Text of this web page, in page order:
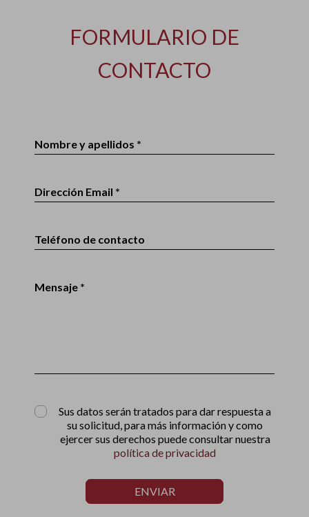
FORMULARIO DE
CONTACTO
Nombre y apellidos *
Dirección Email *
Teléfono de contacto
Mensaje *
Sus datos serán tratados para dar respuesta a
su solicitud, para más información y como
ejercer sus derechos puede consultar nuestra
política de privacidad
ENVIAR